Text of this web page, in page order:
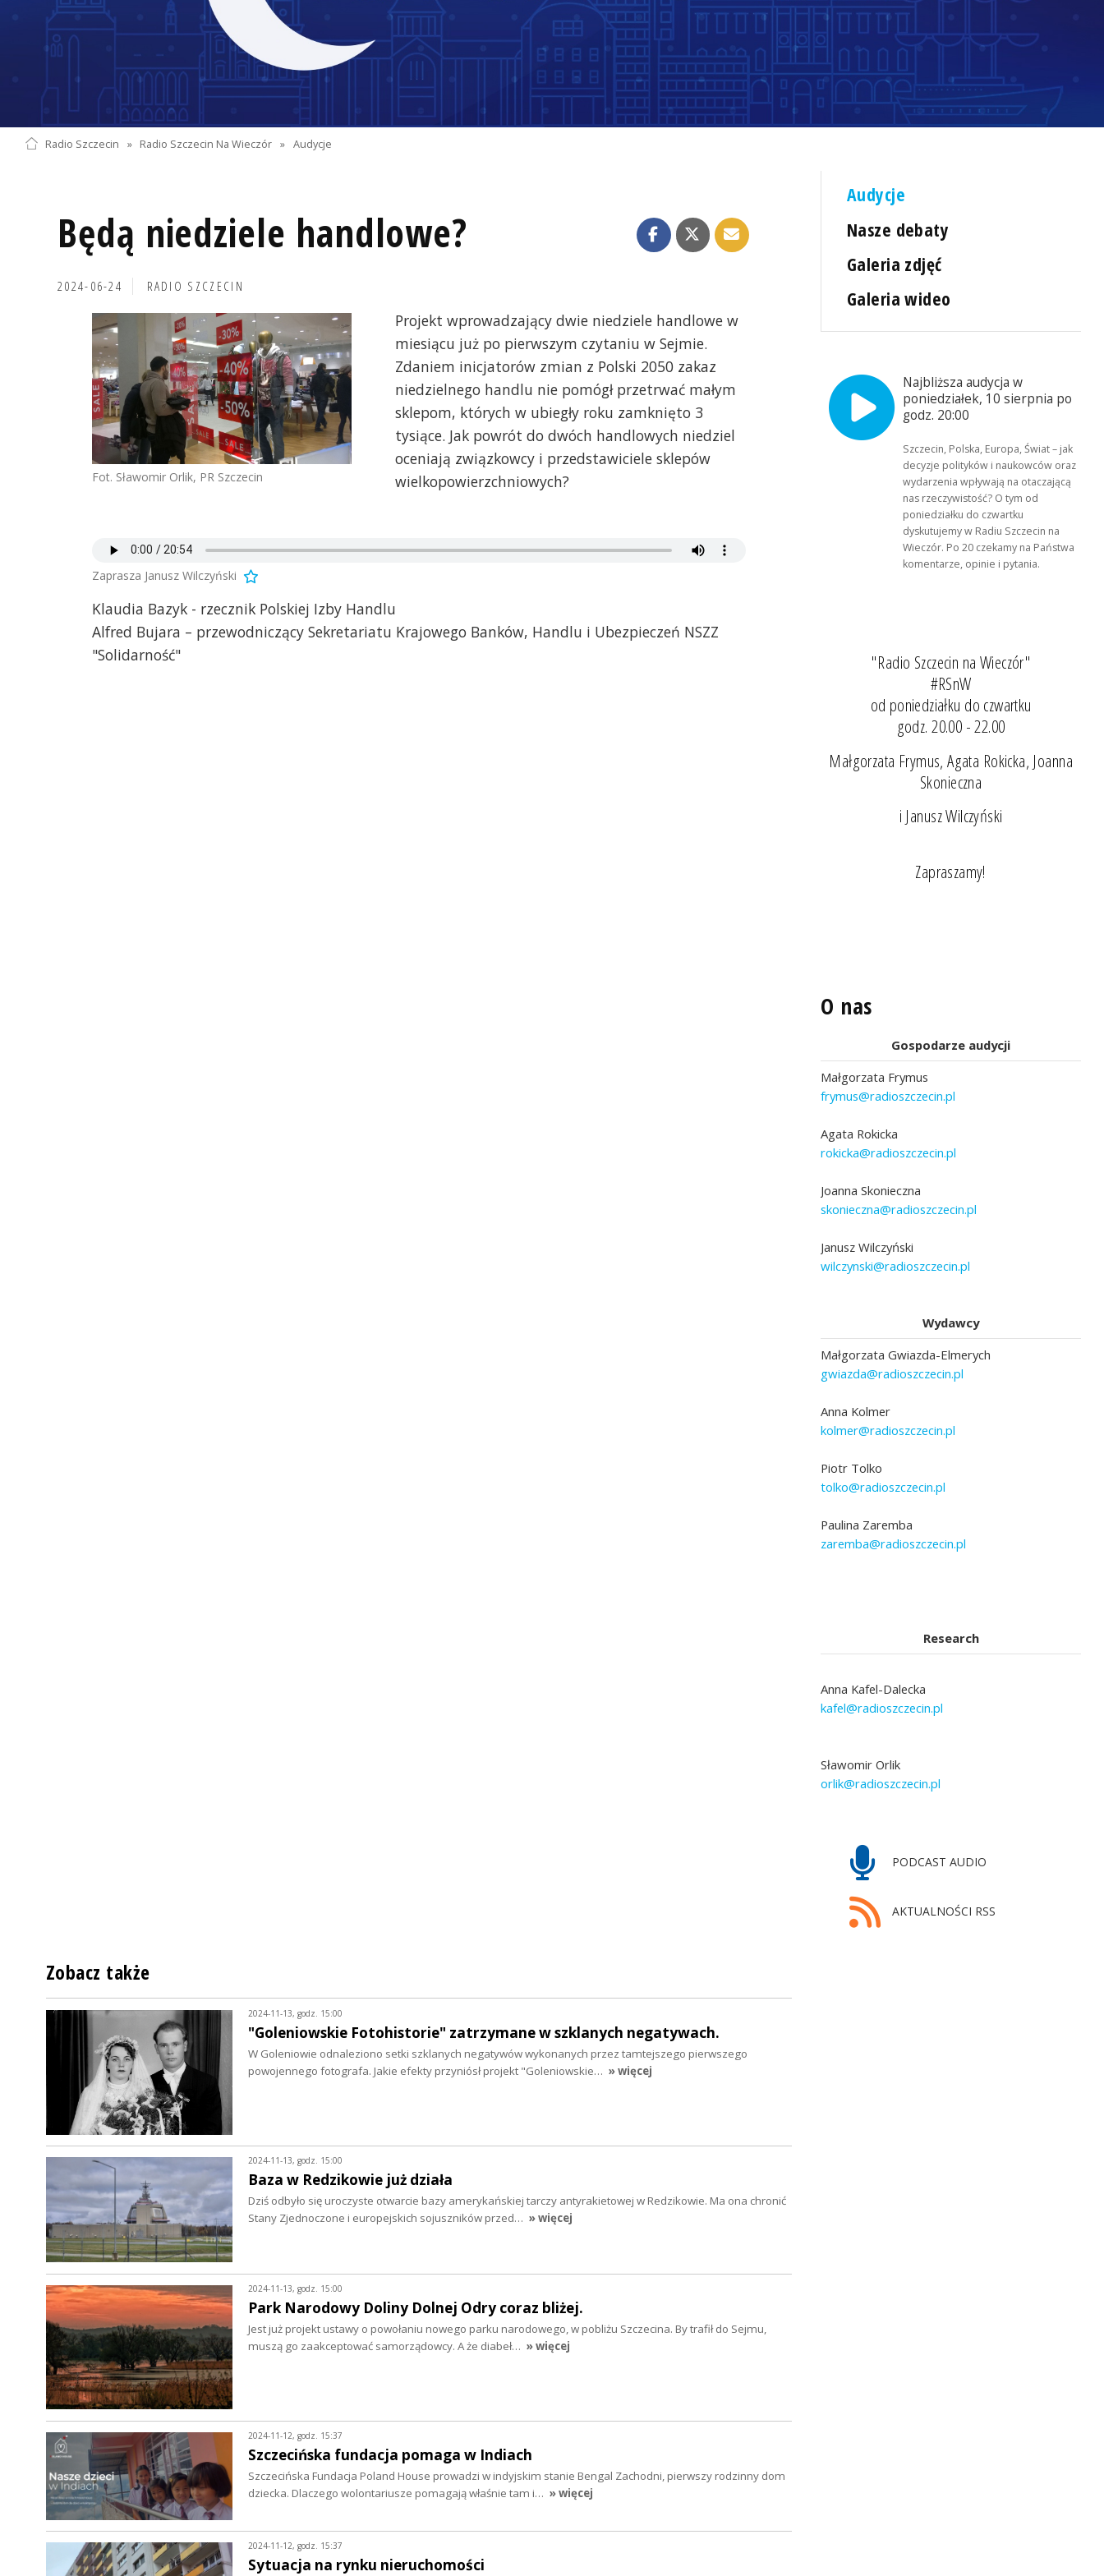
Radio Szczecin » Radio Szczecin Na Wieczór » Audycje
Będą niedziele handlowe?
2024-06-24 RADIO SZCZECIN
Fot. Sławomir Orlik, PR Szczecin
Projekt wprowadzający dwie niedziele handlowe w
miesiącu już po pierwszym czytaniu w Sejmie.
Zdaniem inicjatorów zmian z Polski 2050 zakaz
niedzielnego handlu nie pomógł przetrwać małym
sklepom, których w ubiegły roku zamknięto 3
tysiące. Jak powrót do dwóch handlowych niedziel
oceniają związkowcy i przedstawiciele sklepów
wielkopowierzchniowych?
Zaprasza Janusz Wilczyński
Klaudia Bazyk - rzecznik Polskiej Izby Handlu
Alfred Bujara – przewodniczący Sekretariatu Krajowego Banków, Handlu i Ubezpieczeń NSZZ
"Solidarność"
Audycje
Nasze debaty
Galeria zdjęć
Galeria wideo
Najbliższa audycja w
poniedziałek, 10 sierpnia po
godz. 20:00
Szczecin, Polska, Europa, Świat – jak
decyzje polityków i naukowców oraz
wydarzenia wpływają na otaczającą
nas rzeczywistość? O tym od
poniedziałku do czwartku
dyskutujemy w Radiu Szczecin na
Wieczór. Po 20 czekamy na Państwa
komentarze, opinie i pytania.
"Radio Szczecin na Wieczór"
#RSnW
od poniedziałku do czwartku
godz. 20.00 - 22.00
Małgorzata Frymus, Agata Rokicka, Joanna
Skonieczna
i Janusz Wilczyński
Zapraszamy!
O nas
Gospodarze audycji
Małgorzata Frymus
frymus@radioszczecin.pl
Agata Rokicka
rokicka@radioszczecin.pl
Joanna Skonieczna
skonieczna@radioszczecin.pl
Janusz Wilczyński
wilczynski@radioszczecin.pl
Wydawcy
Małgorzata Gwiazda-Elmerych
gwiazda@radioszczecin.pl
Anna Kolmer
kolmer@radioszczecin.pl
Piotr Tolko
tolko@radioszczecin.pl
Paulina Zaremba
zaremba@radioszczecin.pl
Research
Anna Kafel-Dalecka
kafel@radioszczecin.pl
Sławomir Orlik
orlik@radioszczecin.pl
PODCAST AUDIO
AKTUALNOŚCI RSS
Zobacz także
2024-11-13, godz. 15:00
"Goleniowskie Fotohistorie" zatrzymane w szklanych negatywach.
W Goleniowie odnaleziono setki szklanych negatywów wykonanych przez tamtejszego pierwszego
powojennego fotografa. Jakie efekty przyniósł projekt "Goleniowskie… » więcej
2024-11-13, godz. 15:00
Baza w Redzikowie już działa
Dziś odbyło się uroczyste otwarcie bazy amerykańskiej tarczy antyrakietowej w Redzikowie. Ma ona chronić
Stany Zjednoczone i europejskich sojuszników przed… » więcej
2024-11-13, godz. 15:00
Park Narodowy Doliny Dolnej Odry coraz bliżej.
Jest już projekt ustawy o powołaniu nowego parku narodowego, w pobliżu Szczecina. By trafił do Sejmu,
muszą go zaakceptować samorządowcy. A że diabeł… » więcej
2024-11-12, godz. 15:37
Szczecińska fundacja pomaga w Indiach
Szczecińska Fundacja Poland House prowadzi w indyjskim stanie Bengal Zachodni, pierwszy rodzinny dom
dziecka. Dlaczego wolontariusze pomagają właśnie tam i… » więcej
2024-11-12, godz. 15:37
Sytuacja na rynku nieruchomości